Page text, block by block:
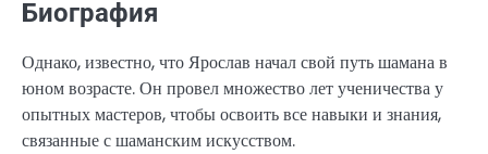
Биография
Однако, известно, что Ярослав начал свой путь шамана в
юном возрасте. Он провел множество лет ученичества у
опытных мастеров, чтобы освоить все навыки и знания,
связанные с шаманским искусством.